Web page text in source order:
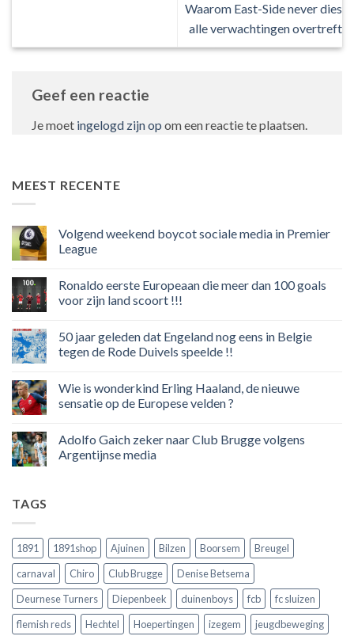
Waarom East-Side never dies
alle verwachtingen overtreft
Geef een reactie
Je moet ingelogd zijn op om een reactie te plaatsen.
MEEST RECENTE
Volgend weekend boycot sociale media in Premier
League
op
weekend
media
in
Premier
Ronaldo eerste Europeaan die meer dan 100 goals
voor zijn land scoort !!!
op
Ronaldo
eerste
meer
100
zijn
land
scoort
50 jaar geleden dat Engeland nog eens in Belgie
tegen de Rode Duivels speelde !!
op
jaar
Engeland
nog
eens
!!
Wie is wonderkind Erling Haaland, de nieuwe
sensatie op de Europese velden ?
op
Wie
is
de
Europese
velden
Adolfo Gaich zeker naar Club Brugge volgens
Argentijnse media
Club
Brugge
volgens
Argentijnse
media
TAGS
1891 1891shop Ajuinen Bilzen Boorsem
Breugel
carnaval
Chiro Club Brugge
Denise Betsema
Deurnese Turners
Diepenbeek duinenboys fcb
fc sluizen
flemish reds
Hechtel Hoepertingen izegem
jeugdbeweging